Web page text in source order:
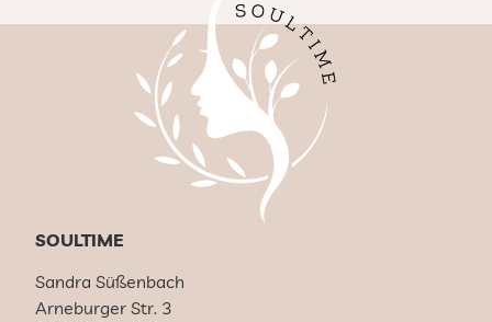
SOULTIME
Sandra Süßenbach
Arneburger Str. 3